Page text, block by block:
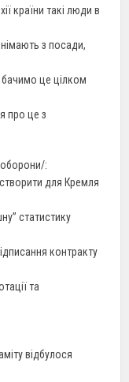
країни такі люди в
з посади,
це цілком
про це з
оборони/:
для Кремля
статистику
контракту
та
відбулося